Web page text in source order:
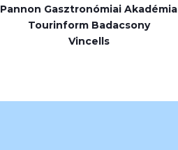
Pannon Gasztronómiai Akadémia
Tourinform Badacsony
Vincells